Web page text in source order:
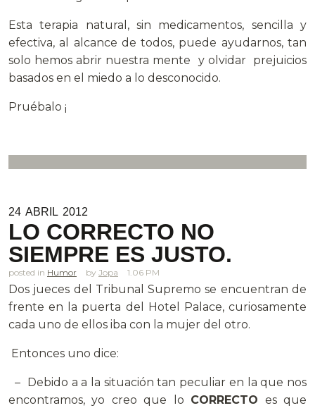
Esta terapia natural, sin medicamentos, sencilla y
efectiva, al alcance de todos, puede ayudarnos, tan
solo hemos abrir nuestra mente y olvidar prejuicios
basados en el miedo a lo desconocido.
Pruébalo ¡
24 ABRIL 2012
LO CORRECTO NO
SIEMPRE ES JUSTO.
posted in Humor Jopa 1.06 PM
Dos jueces del Tribunal Supremo se encuentran de
frente en la puerta del Hotel Palace, curiosamente
cada uno de ellos iba con la mujer del otro.
Entonces uno dice:
– Debido a a la situación tan peculiar en la que nos
encontramos, yo creo que lo CORRECTO es que